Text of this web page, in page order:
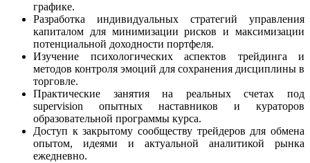
графике.
Разработка индивидуальных стратегий управления
капиталом для минимизации рисков и максимизации
потенциальной доходности портфеля.
Изучение психологических аспектов трейдинга и
методов контроля эмоций для сохранения дисциплины в
торговле.
Практические занятия на реальных счетах под
supervision опытных наставников и кураторов
образовательной программы курса.
Доступ к закрытому сообществу трейдеров для обмена
опытом, идеями и актуальной аналитикой рынка
ежедневно.